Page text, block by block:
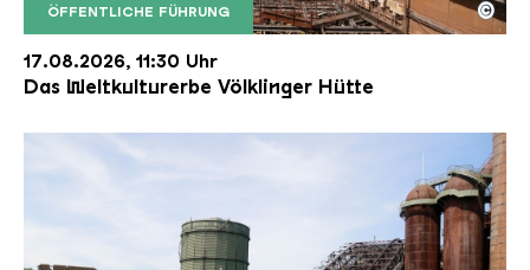
ÖFFENTLICHE FÜHRUNG
Der Erzschrägaufzug der Völklinger Hütte mit
Copyright: Weltkulturerbe Völklinger Hütte | Karl
©
17.08.2026, 11:30 Uhr
Das Weltkulturerbe Völklinger Hütte